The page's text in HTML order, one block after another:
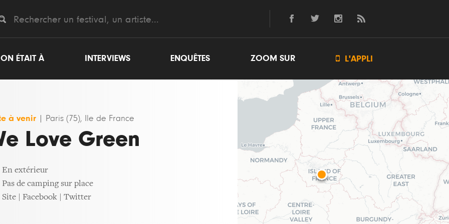
ON ÉTAIT À INTERVIEWS ENQUÊTES ZOOM SUR  L'APPLI
à venir Paris (75), Ile de France
Love Green
En extérieur
Pas de camping sur place
Site
Facebook Twitter